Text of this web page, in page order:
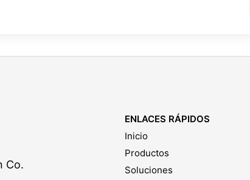
Co.
ENLACES RÁPIDOS
Inicio
Productos
Soluciones